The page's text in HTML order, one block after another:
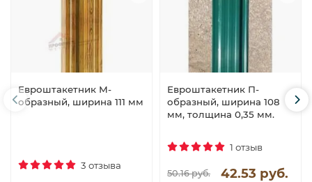
Евроштакетник М-
образный, ширина 111 мм
3 отзыва
Евроштакетник П-
образный, ширина 108
мм, толщина 0,35 мм.
1 отзыв
50.16 руб. 42.53 руб.